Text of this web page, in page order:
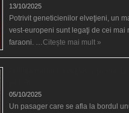
13/10/2025
Potrivit geneticienilor elveţieni, un
vest-europeni sunt legaţi de cei mai
faraoni. …Citește mai mult »
05/10/2025
Un pasager care se afla la bordul